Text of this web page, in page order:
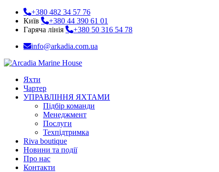
+380 482 34 57 76
Київ
+380 44 390 61 01
Гаряча лінія
+380 50 316 54 78
info@arkadia.com.ua
Яхти
Чартер
УПРАВЛІННЯ ЯХТАМИ
Підбір команди
Менеджмент
Послуги
Техпідтримка
Riva boutique
Новини та події
Про нас
Контакти